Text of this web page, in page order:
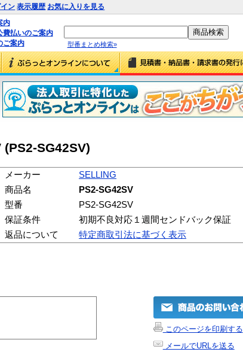
ン 表示履歴 お気に入りを見る
内
費払いのご案内
ご案内
型番まとめ検索»
SG42SV)
メーカー
SELLING
商品名
PS2-SG42SV
型番
PS2-SG42SV
保証条件
初期不良対応１週間センドバック保証
返品について
特定商取引法に基づく表示
このページを印刷する
メールでURLを送る